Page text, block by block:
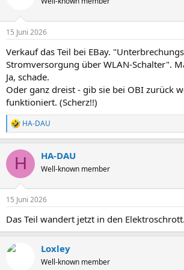
15 Juni 2026
Verkauf das Teil bei EBay.
Stromversorgung über WLAN-Schalter".
Ja, schade.
Oder ganz dreist - gib sie bei OBI zurück
funktioniert. (Scherz!!)
R
e
k
i
e
:
HA-DAU
H HA-DAU
Well-known member
15 Juni 2026
Das Teil wandert jetzt in den Elektroschrott.
Loxley
Well-known member